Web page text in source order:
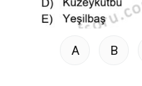
A B